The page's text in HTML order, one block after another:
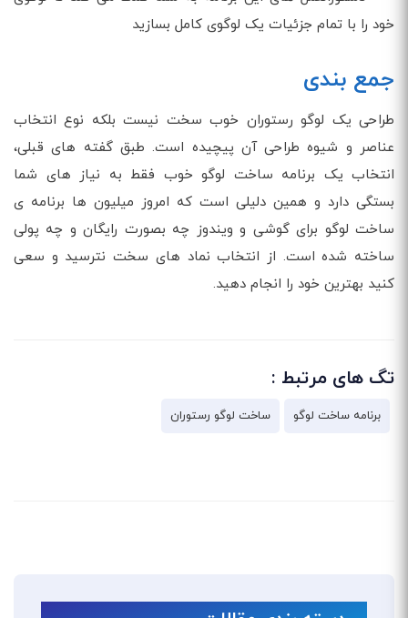
خود را با تمام جزئیات یک لوگوی کامل بسازید
جمع بندی
طراحی یک لوگو رستوران خوب سخت نیست بلکه نوع انتخاب
عناصر و شیوه طراحی آن پیچیده است. طبق گفته های قبلی،
انتخاب یک برنامه ساخت لوگو خوب فقط به نیاز های شما
بستگی دارد و همین دلیلی است که امروز میلیون ها برنامه ی
ساخت لوگو برای گوشی و ویندوز چه بصورت رایگان و چه پولی
ساخته شده است. از انتخاب نماد های سخت نترسید و سعی
کنید بهترین خود را انجام دهید.
تگ های مرتبط :
برنامه ساخت لوگو ساخت لوگو رستوران